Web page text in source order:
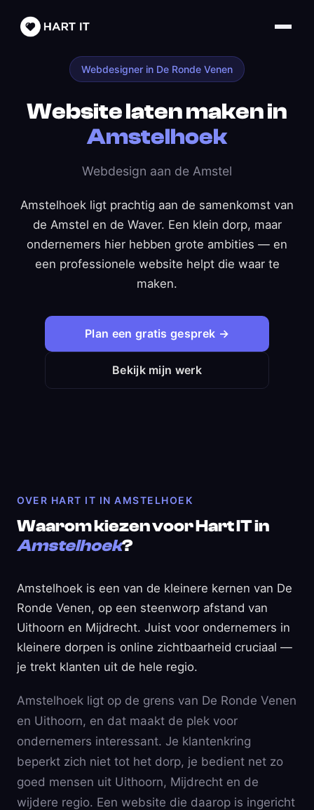
Webdesigner in De Ronde Venen
Website laten maken in
Amstelhoek
Webdesign aan de Amstel
Amstelhoek ligt prachtig aan de samenkomst van
de Amstel en de Waver. Een klein dorp, maar
ondernemers hier hebben grote ambities — en
een professionele website helpt die waar te
maken.
Plan een gratis gesprek →
Bekijk mijn werk
OVER HART IT IN AMSTELHOEK
Waarom kiezen voor Hart IT in
Amstelhoek?
Amstelhoek is een van de kleinere kernen van De
Ronde Venen, op een steenworp afstand van
Uithoorn en Mijdrecht. Juist voor ondernemers in
kleinere dorpen is online zichtbaarheid cruciaal —
je trekt klanten uit de hele regio.
Amstelhoek ligt op de grens van De Ronde Venen
en Uithoorn, en dat maakt de plek voor
ondernemers interessant. Je klantenkring
beperkt zich niet tot het dorp, je bedient net zo
goed mensen uit Uithoorn, Mijdrecht en de
wijdere regio. Een website die daarop is ingericht